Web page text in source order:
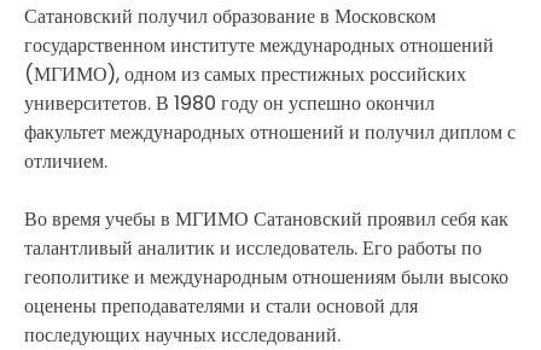
Сатановский получил образование в Московском
государственном институте международных отношений
(МГИМО), одном из самых престижных российских
университетов. В 1980 году он успешно окончил
факультет международных отношений и получил диплом с
отличием.
Во время учебы в МГИМО Сатановский проявил себя как
талантливый аналитик и исследователь. Его работы по
геополитике и международным отношениям были высоко
оценены преподавателями и стали основой для
последующих научных исследований.